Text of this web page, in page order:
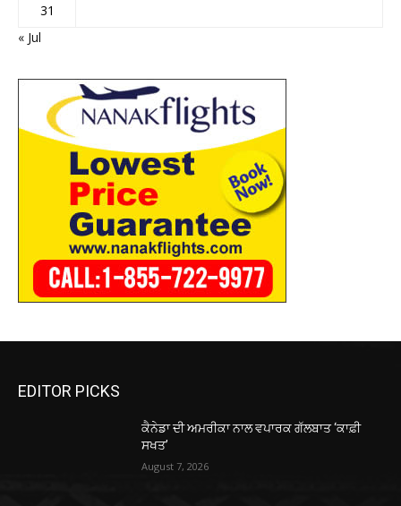
31
« Jul
EDITOR PICKS
ਕੈਨੇਡਾ ਦੀ ਅਮਰੀਕਾ ਨਾਲ ਵਪਾਰਕ ਗੱਲਬਾਤ ‘ਕਾਫ਼ੀ
ਸਖਤ’
August 7, 2026